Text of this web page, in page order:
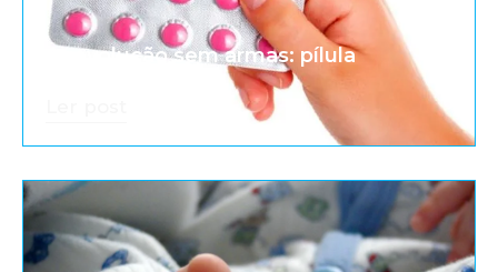
A revolução sem armas: pílula